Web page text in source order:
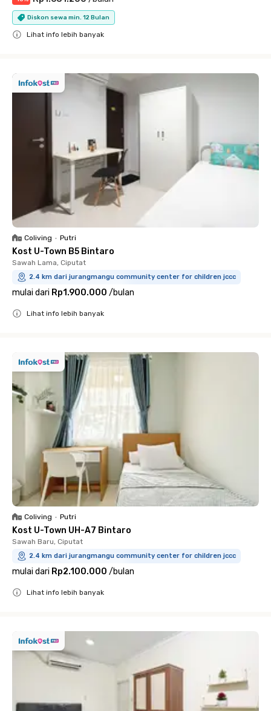
Diskon sewa min. 12 Bulan
Lihat info lebih banyak
Coliving • Putri
Kost U-Town B5 Bintaro
Sawah Lama, Ciputat
2.4 km dari jurangmangu community center for children jccc
mulai dari Rp1.900.000 /bulan
Lihat info lebih banyak
Coliving • Putri
Kost U-Town UH-A7 Bintaro
Sawah Baru, Ciputat
2.4 km dari jurangmangu community center for children jccc
mulai dari Rp2.100.000 /bulan
Lihat info lebih banyak